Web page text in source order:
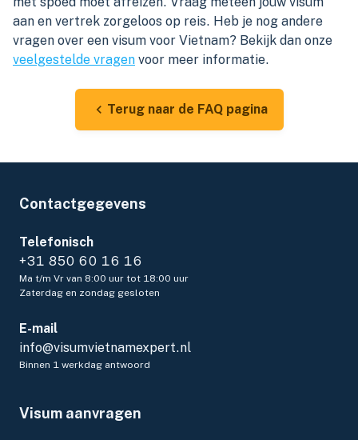
aan en vertrek zorgeloos op reis. Heb je nog andere
vragen over een visum voor Vietnam? Bekijk dan onze
veelgestelde vragen voor meer informatie.
Terug naar de FAQ pagina
Contactgegevens
Telefonisch
+31 850 60 16 16
Ma t/m Vr van 8:00 uur tot 18:00 uur
Zaterdag en zondag gesloten
E-mail
info@visumvietnamexpert.nl
Binnen 1 werkdag antwoord
Visum aanvragen